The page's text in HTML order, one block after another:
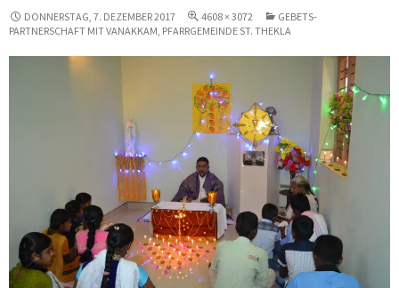
DONNERSTAG, 7. DEZEMBER 2017 4608 × 3072
GEBETS-
PARTNERSCHAFT MIT VANAKKAM, PFARRGEMEINDE ST. THEKLA